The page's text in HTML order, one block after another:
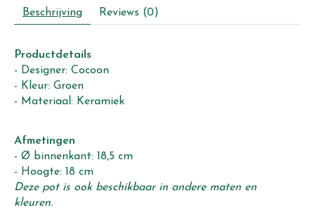
Beschrijving Reviews (0)
Productdetails
- Designer: Cocoon
- Kleur: Groen
- Materiaal: Keramiek
Afmetingen
- Ø binnenkant: 18,5 cm
- Hoogte: 18 cm
Deze pot is ook beschikbaar in andere maten en
kleuren.